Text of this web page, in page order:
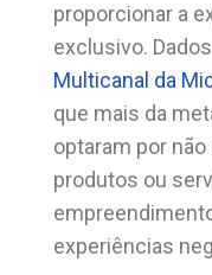
proporcionar a
exclusivo.
Multicanal da
que mais da
optaram por
produtos ou
experiências